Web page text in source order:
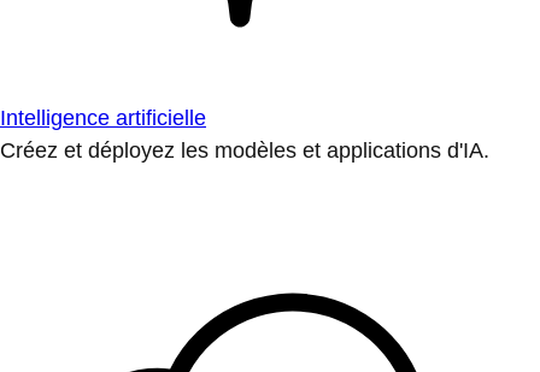
Intelligence artificielle
Créez et déployez les modèles et applications d'IA.